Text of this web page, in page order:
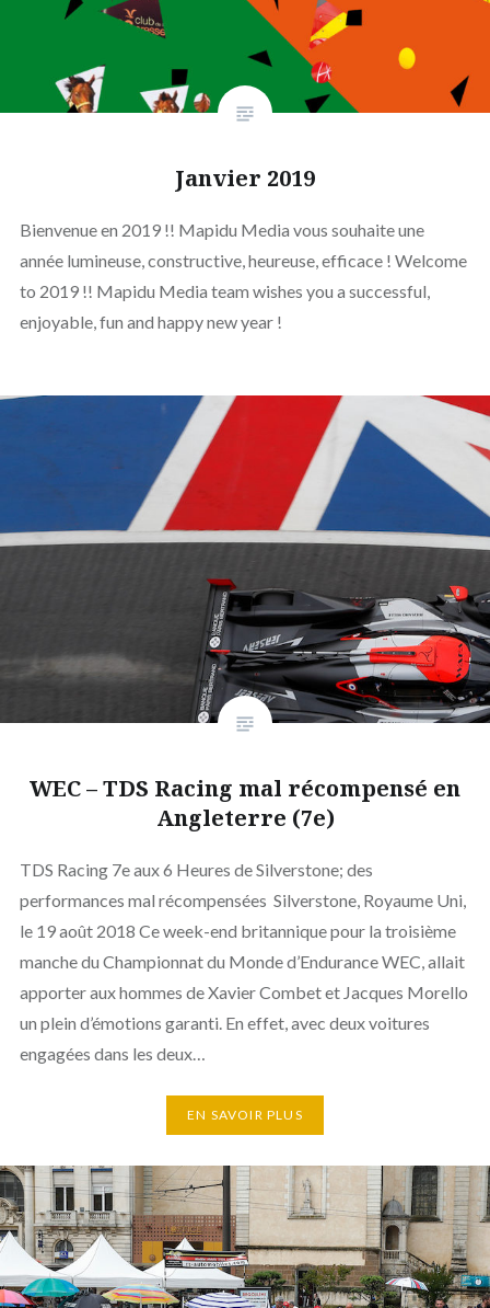
Janvier 2019
Bienvenue en 2019 !! Mapidu Media vous souhaite une
année lumineuse, constructive, heureuse, efficace ! Welcome
to 2019 !! Mapidu Media team wishes you a successful,
enjoyable, fun and happy new year !
WEC – TDS Racing mal récompensé en
Angleterre (7e)
TDS Racing 7e aux 6 Heures de Silverstone; des
performances mal récompensées Silverstone, Royaume Uni,
le 19 août 2018 Ce week-end britannique pour la troisième
manche du Championnat du Monde d’Endurance WEC, allait
apporter aux hommes de Xavier Combet et Jacques Morello
un plein d’émotions garanti. En effet, avec deux voitures
engagées dans les deux…
EN SAVOIR PLUS